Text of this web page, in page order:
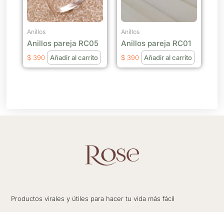
Anillos
Anillos pareja RC05
$ 390 Añadir al carrito
Anillos
Anillos pareja RC01
$ 390 Añadir al carrito
Productos virales y útiles para hacer tu vida más fácil